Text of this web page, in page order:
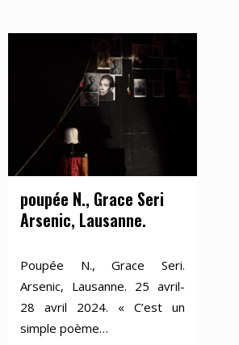
poupée N., Grace Seri
Arsenic, Lausanne.
Poupée N., Grace Seri.
Arsenic, Lausanne. 25 avril-
28 avril 2024. « C’est un
simple poème…